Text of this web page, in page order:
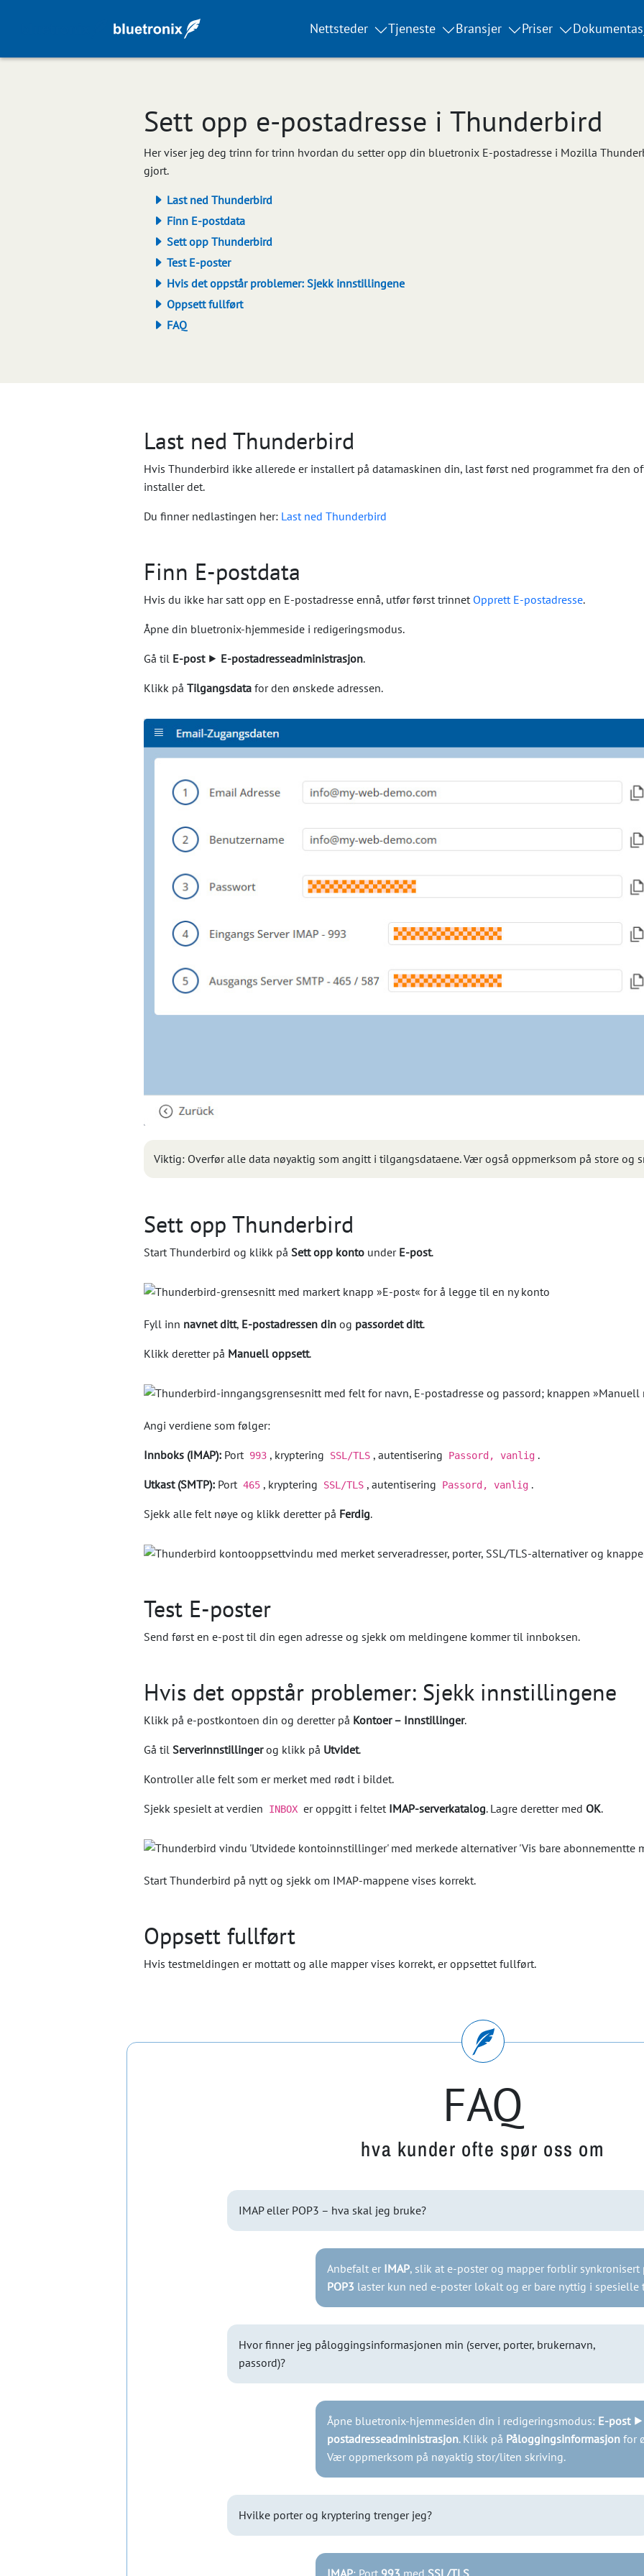
Nettsteder Tjeneste Bransjer Priser
Sett opp e‑postadresse i Thunderbird
Her viser jeg deg trinn for trinn hvordan du setter opp din bluetronix E-postadresse i Mozilla
gjort.
Last ned Thunderbird
Finn E-postdata
Sett opp Thunderbird
Test E-poster
Hvis det oppstår problemer: Sjekk innstillingene
Oppsett fullført
FAQ
Last ned Thunderbird
Hvis Thunderbird ikke allerede er installert på datamaskinen din, last først ned programmet fra den
installer det.
Du finner nedlastingen her: Last ned Thunderbird
Finn E-postdata
Hvis du ikke har satt opp en E-postadresse ennå, utfør først trinnet Opprett E-postadresse.
Åpne din bluetronix-hjemmeside i redigeringsmodus.
Gå til E-post⯈ E-postadresseadministrasjon.
Klikk på Tilgangsdata for den ønskede adressen.
Viktig: Overfør alle data nøyaktig som angitt i tilgangsdataene. Vær også oppmerksom på store og
Sett opp Thunderbird
Start Thunderbird og klikk på Sett opp konto under E-post.
Fyll inn navnet ditt, E-postadressen din og passordet ditt.
Klikk deretter på Manuell oppsett.
Angi verdiene som følger:
Innboks (IMAP): Port 993 , kryptering SSL/TLS , autentisering Passord, vanlig .
Utkast (SMTP): Port 465 , kryptering SSL/TLS , autentisering Passord, vanlig .
Sjekk alle felt nøye og klikk deretter på Ferdig.
Test E-poster
Send først en e-post til din egen adresse og sjekk om meldingene kommer til innboksen.
Hvis det oppstår problemer: Sjekk innstillingene
Klikk på e-postkontoen din og deretter på Kontoer – Innstillinger.
Gå til Serverinnstillingerog klikk på Utvidet.
Kontroller alle felt som er merket med rødt i bildet.
Sjekk spesielt at verdien INBOX er oppgitt i feltet IMAP-serverkatalog. Lagre deretter med OK.
Start Thunderbird på nytt og sjekk om IMAP-mappene vises korrekt.
Oppsett fullført
Hvis testmeldingen er mottatt og alle mapper vises korrekt, er oppsettet fullført.
FAQ
hva kunder ofte spør oss om
IMAP eller POP3 – hva skal jeg bruke?
Anbefalt er IMAP, slik at e-poster og mapper forblir synkronisert
POP3 laster kun ned e-poster lokalt og er bare nyttig i spesielle
Hvor finner jeg påloggingsinformasjonen min (server, porter, brukernavn,
passord)?
Åpne bluetronix-hjemmesiden din i redigeringsmodus: E-post
postadresseadministrasjon. Klikk på Påloggingsinformasjonfor
Vær oppmerksom på nøyaktig stor/liten skriving.
Hvilke porter og kryptering trenger jeg?